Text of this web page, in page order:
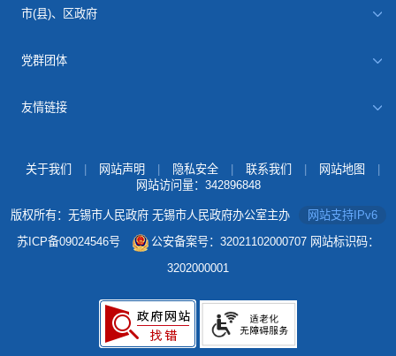
市(县)、区政府
党群团体
友情链接
关于我们 网站声明 隐私安全 联系我们 网站地图
网站访问量： 342896848
版权所有：无锡市人民政府 无锡市人民政府办公室主办
网站支持IPv6
苏ICP备09024546号
公安备案号：32021102000707 网站标识码：
3202000001